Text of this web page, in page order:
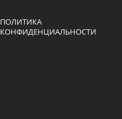
ПОЛИТИКА
КОНФИДЕНЦИАЛЬНОСТИ